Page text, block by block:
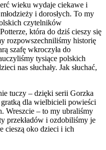
wieku wydaje ciekawe i
i dorosłych. To my
czytelników
która do dziś cieszy się
rozpowszechniliśmy historię
szafę wkroczyła do
tysiące polskich
nas słuchały. Jak słuchać,
tuczy – dzięki serii Gorzka
dla wielbicieli powieści
Wreszcie – to my ubraliśmy
przekładów i ozdobiliśmy je
cieszą oko dzieci i ich